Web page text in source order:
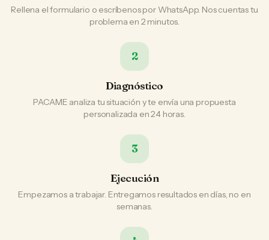
Rellena el formulario o escríbenos por WhatsApp. Nos cuentas tu
problema en 2 minutos.
2
Diagnóstico
PACAME analiza tu situación y te envía una propuesta
personalizada en 24 horas.
3
Ejecución
Empezamos a trabajar. Entregamos resultados en días, no en
semanas.